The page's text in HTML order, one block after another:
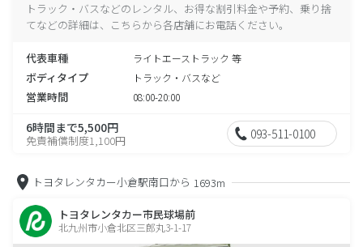
トラック・バスなどのレンタル、お得な割引料金や予約、乗り捨
てなどの詳細は、こちらから各店舗にお電話ください。
代表車種 ライトエーストラック 等
ボディタイプ トラック・バスなど
営業時間 08:00-20:00
6時間まで5,500円
免責補償制度1,100円 093-511-0100
トヨタレンタカー小倉駅南口から 1693m
トヨタレンタカー市民球場前
北九州市小倉北区三郎丸3-1-17